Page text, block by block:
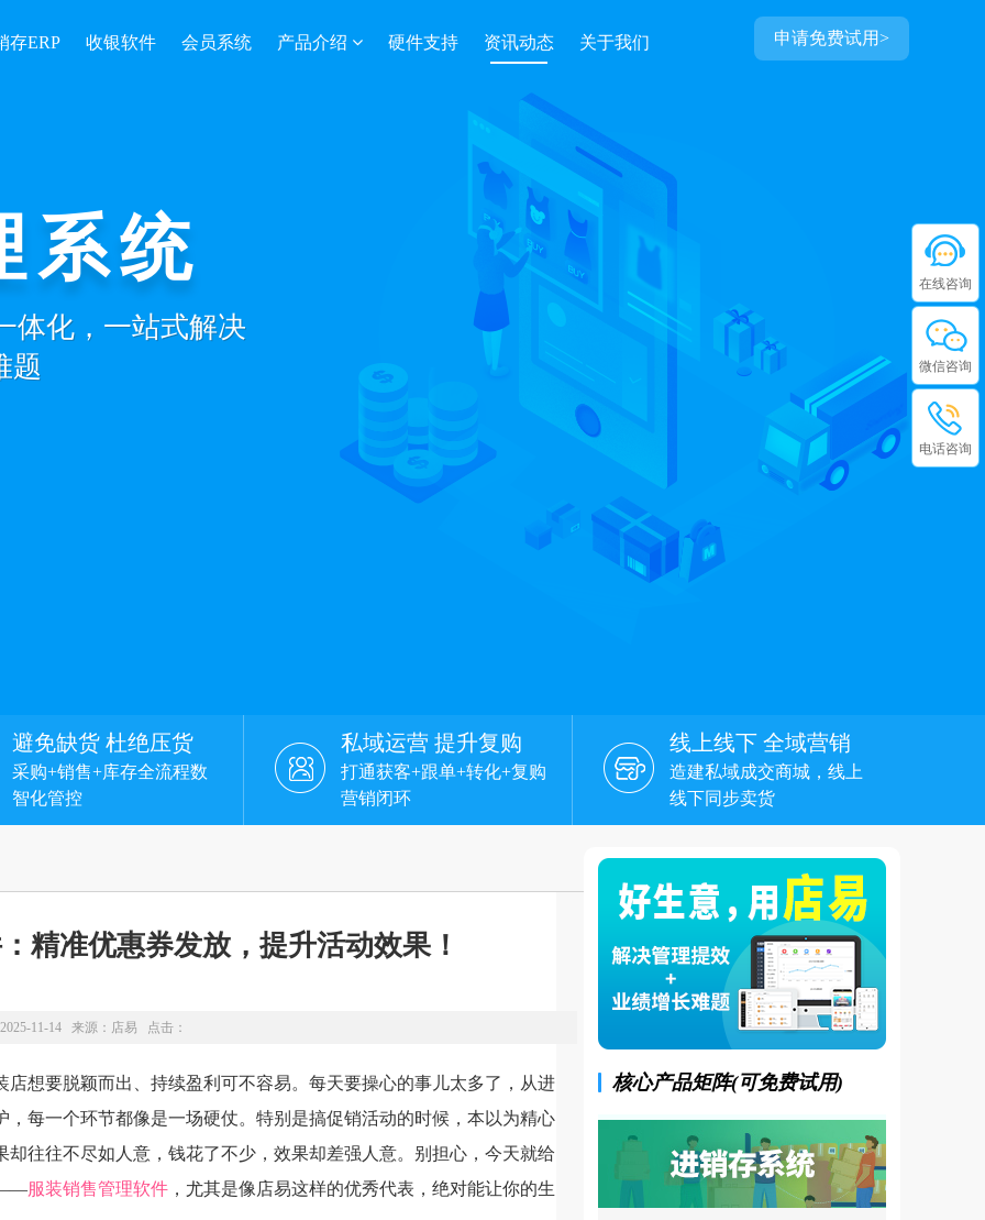
申请免费试用>
存ERP 收银软件 会员系统 产品介绍 硬件支持 资讯动态 关于我们
系统
体化，一站式解决
题
避免缺货 杜绝压货
采购+销售+库存全流程数
智化管控
私域运营 提升复购
打通获客+跟单+转化+复购
营销闭环
线上线下 全域营销
造建私域成交商城，线上
线下同步卖货
精准优惠券发放，提升活动效果！
2025-11-14 来源： 店易 点击：
想要脱颖而出、持续盈利可不容易。每天要操心的事儿太多了，从进
每一个环节都像是一场硬仗。特别是搞促销活动的时候，本以为精心
往往不尽如人意，钱花了不少，效果却差强人意。别担心，今天就给
——服装销售管理软件 ，尤其是像店易这样的优秀代表，绝对能让你的生
核心产品矩阵(可免费试用)
在线咨询
微信咨询
电话咨询